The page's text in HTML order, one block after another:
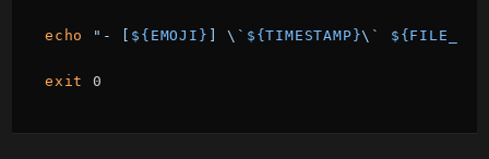
echo "- [ ${EMOJI} ] \` ${TIMESTAMP}\`
exit 0